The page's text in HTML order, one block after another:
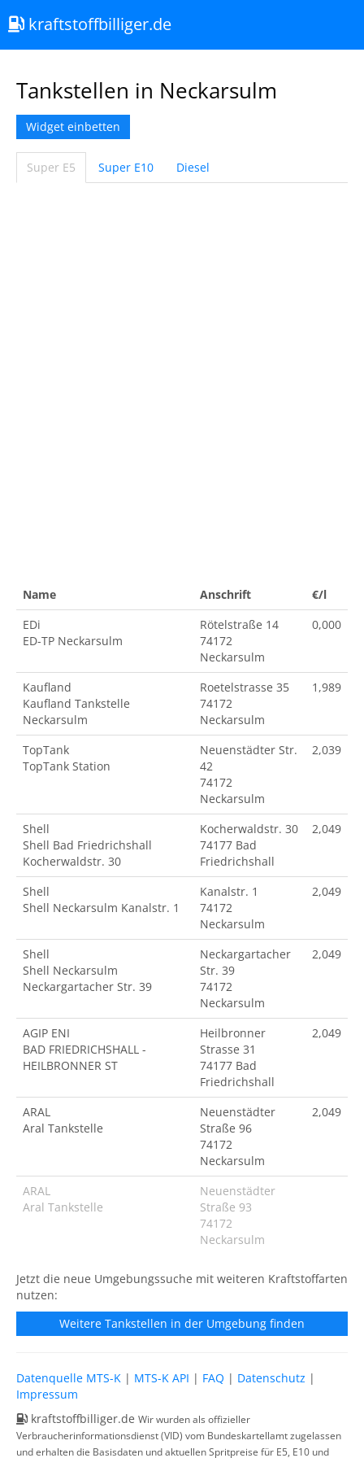
kraftstoffbilliger.de
Tankstellen in Neckarsulm
Widget einbetten
Super E5 Super E10 Diesel
Name Anschrift
€/l
EDi
ED-TP Neckarsulm
Rötelstraße 14
74172
Neckarsulm
0,000
Kaufland
Kaufland Tankstelle
Neckarsulm
Roetelstrasse 35
74172
Neckarsulm
1,989
TopTank
TopTank Station
Neuenstädter Str.
42
74172
Neckarsulm
2,039
Shell
Shell Bad Friedrichshall
Kocherwaldstr. 30
Kocherwaldstr. 30
74177 Bad
Friedrichshall
2,049
Shell
Shell Neckarsulm Kanalstr. 1
Kanalstr. 1
74172
Neckarsulm
2,049
Shell
Shell Neckarsulm
Neckargartacher Str. 39
Neckargartacher
Str. 39
74172
Neckarsulm
2,049
AGIP ENI
BAD FRIEDRICHSHALL -
HEILBRONNER ST
Heilbronner
Strasse 31
74177 Bad
Friedrichshall
2,049
ARAL
Aral Tankstelle
Neuenstädter
Straße 96
74172
Neckarsulm
2,049
ARAL
Aral Tankstelle
Neuenstädter
Straße 93
74172
Neckarsulm
Jetzt die neue Umgebungssuche mit weiteren Kraftstoffarten
nutzen:
Weitere Tankstellen in der Umgebung finden
Datenquelle MTS-K | MTS-K API | FAQ | Datenschutz |
Impressum
kraftstoffbilliger.de Wir wurden als offizieller
Verbraucherinformationsdienst (VID) vom Bundeskartellamt zugelassen
und erhalten die Basisdaten und aktuellen Spritpreise für E5, E10 und